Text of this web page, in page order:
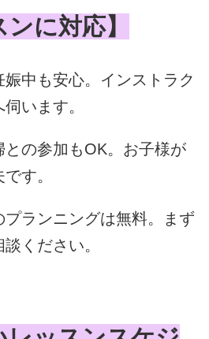
に対応】
中も安心。インストラク
います。
との参加もOK。お子様が
す。
プランニングは無料。まず
ください。